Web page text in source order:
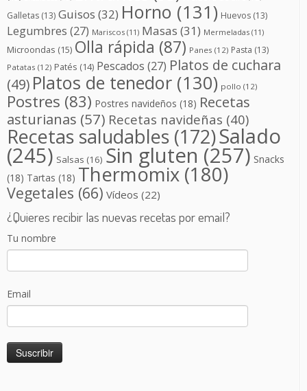
Galletas (13) Guisos (32) Horno (131) Huevos (13)
Legumbres (27) Mariscos (11) Masas (31) Mermeladas (11)
Microondas (15) Olla rápida (87) Panes (12) Pasta (13)
Patatas (12) Patés (14) Pescados (27) Platos de cuchara
(49) Platos de tenedor (130) pollo (12)
Postres (83) Postres navideños (18) Recetas
asturianas (57) Recetas navideñas (40)
Recetas saludables (172)Salado
(245) Salsas (16) Sin gluten (257) Snacks
(18) Tartas (18) Thermomix (180)
Vegetales (66) Vídeos (22)
¿Quieres recibir las nuevas recetas por email?
Tu nombre
Email